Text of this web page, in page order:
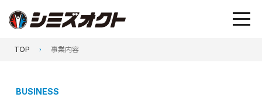
TOP 事業内容
BUSINESS